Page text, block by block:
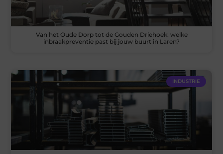
Van het Oude Dorp tot de Gouden Driehoek: welke
inbraakpreventie past bij jouw buurt in Laren?
INDUSTRIE